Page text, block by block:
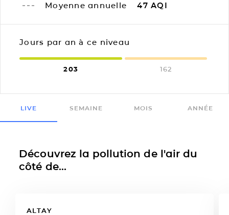
Moyenne annuelle 47 AQI
Jours par an à ce niveau
203 162
LIVE SEMAINE MOIS ANNÉE
Découvrez la pollution de l'air du
côté de...
ALTAY